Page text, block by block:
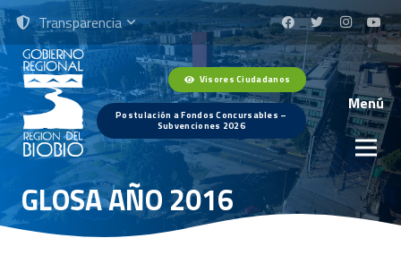
Transparencia
Visores Ciudadanos
Postulación a Fondos Concursables –
Subvenciones 2026
Menú
GLOSA AÑO 2016